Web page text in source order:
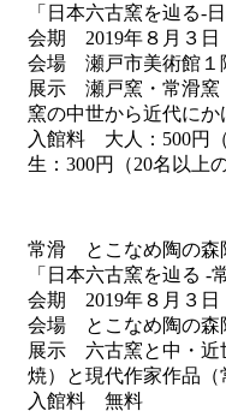
「日本六古窯を辿る-
会期 2019年８月３日
会場 瀬戸市美術館１
展示 瀬戸窯・常滑窯
窯の中世から近代にか
入館料 大人：500円
生：300円（20名以上
常滑 とこなめ陶の森
「日本六古窯を辿る ‐
会期 2019年８月３日
会場 とこなめ陶の森
展示 六古窯と中・近
焼）と現代作家作品
入館料 無料